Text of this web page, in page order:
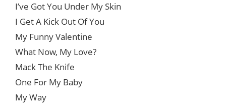
I’ve Got You Under My Skin
I Get A Kick Out Of You
My Funny Valentine
What Now, My Love?
Mack The Knife
One For My Baby
My Way